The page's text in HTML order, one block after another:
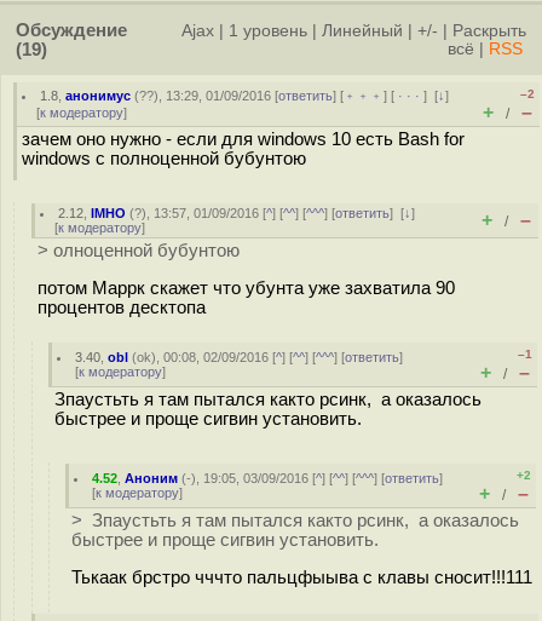
Обсуждение
(19)
Ajax 1 уровень Линейный +/-
Раскрыть
всё
RSS
1.8 ,анонимус (??), 13:29, 01/09/2016 [ответить] [ ﹢﹢﹢] [ · · ·][↓]
[к модератору]
–2
+ / –
зачем оно нужно - если для windows 10 есть Bash for
windows с полноценной бубунтою
2.12 ,IMHO (?), 13:57, 01/09/2016 [^] [^^] [^^^] [ответить][↓]
[к модератору] + / –
> олноценной бубунтою
потом Маррк скажет что убунта уже захватила 90
процентов десктопа
3.40 ,obl (ok), 00:08, 02/09/2016 [^] [^^] [^^^] [ответить]
[к модератору]
–1
+ / –
Зпаустьть я там пытался както рсинк, а оказалось
быстрее и проще сигвин установить.
4.52 ,Аноним (-), 19:05, 03/09/2016 [^] [^^] [^^^] [ответить]
[к модератору]
+2
+ / –
> Зпаустьть я там пытался както рсинк, а оказалось
быстрее и проще сигвин установить.
Тькаак брстро чччто пальцфыыва с клавы сносит!!!111